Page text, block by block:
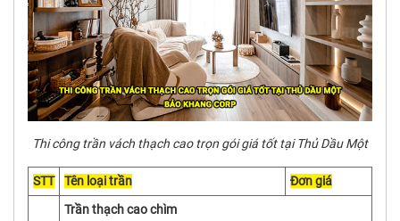
Thi công trần vách thạch cao trọn gói giá tốt tại Thủ Dầu Một
STT Tên loại trần
Đơn giá
Trần thạch cao chìm